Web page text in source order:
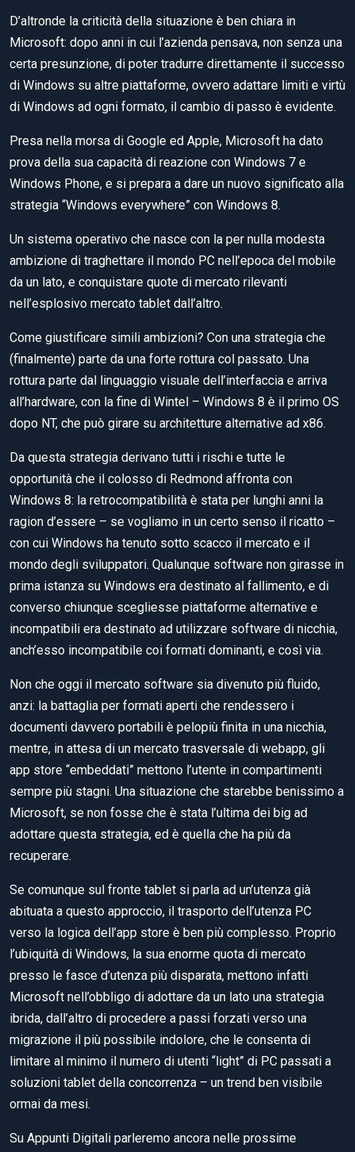
D’altronde la criticità della situazione è ben chiara in
Microsoft: dopo anni in cui l’azienda pensava, non senza una
certa presunzione, di poter tradurre direttamente il successo
di Windows su altre piattaforme, ovvero adattare limiti e virtù
di Windows ad ogni formato, il cambio di passo è evidente.
Presa nella morsa di Google ed Apple, Microsoft ha dato
prova della sua capacità di reazione con Windows 7 e
Windows Phone, e si prepara a dare un nuovo significato alla
strategia “Windows everywhere” con Windows 8.
Un sistema operativo che nasce con la per nulla modesta
ambizione di traghettare il mondo PC nell’epoca del mobile
da un lato, e conquistare quote di mercato rilevanti
nell’esplosivo mercato tablet dall’altro.
Come giustificare simili ambizioni? Con una strategia che
(finalmente) parte da una forte rottura col passato. Una
rottura parte dal linguaggio visuale dell’interfaccia e arriva
all’hardware, con la fine di Wintel – Windows 8 è il primo OS
dopo NT, che può girare su architetture alternative ad x86.
Da questa strategia derivano tutti i rischi e tutte le
opportunità che il colosso di Redmond affronta con
Windows 8: la retrocompatibilità è stata per lunghi anni la
ragion d’essere – se vogliamo in un certo senso il ricatto –
con cui Windows ha tenuto sotto scacco il mercato e il
mondo degli sviluppatori. Qualunque software non girasse in
prima istanza su Windows era destinato al fallimento, e di
converso chiunque scegliesse piattaforme alternative e
incompatibili era destinato ad utilizzare software di nicchia,
anch’esso incompatibile coi formati dominanti, e così via.
Non che oggi il mercato software sia divenuto più fluido,
anzi: la battaglia per formati aperti che rendessero i
documenti davvero portabili è pelopiù finita in una nicchia,
mentre, in attesa di un mercato trasversale di webapp, gli
app store “embeddati” mettono l’utente in compartimenti
sempre più stagni. Una situazione che starebbe benissimo a
Microsoft, se non fosse che è stata l’ultima dei big ad
adottare questa strategia, ed è quella che ha più da
recuperare.
Se comunque sul fronte tablet si parla ad un’utenza già
abituata a questo approccio, il trasporto dell’utenza PC
verso la logica dell’app store è ben più complesso. Proprio
l’ubiquità di Windows, la sua enorme quota di mercato
presso le fasce d’utenza più disparata, mettono infatti
Microsoft nell’obbligo di adottare da un lato una strategia
ibrida, dall’altro di procedere a passi forzati verso una
migrazione il più possibile indolore, che le consenta di
limitare al minimo il numero di utenti “light” di PC passati a
soluzioni tablet della concorrenza – un trend ben visibile
ormai da mesi.
Su Appunti Digitali parleremo ancora nelle prossime